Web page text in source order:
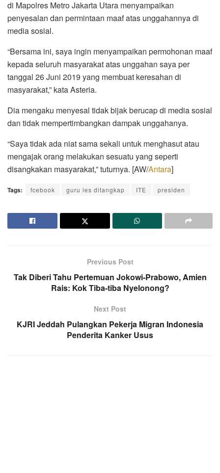
di Mapolres Metro Jakarta Utara menyampaikan
penyesalan dan permintaan maaf atas unggahannya di
media sosial.
“Bersama ini, saya ingin menyampaikan permohonan maaf
kepada seluruh masyarakat atas unggahan saya per
tanggal 26 Juni 2019 yang membuat keresahan di
masyarakat,” kata Asteria.
Dia mengaku menyesal tidak bijak berucap di media sosial
dan tidak mempertimbangkan dampak unggahanya.
“Saya tidak ada niat sama sekali untuk menghasut atau
mengajak orang melakukan sesuatu yang seperti
disangkakan masyarakat,” tuturnya. [AW/Antara]
Tags: fcebook guru les ditangkap ITE presiden
Previous Post
Tak Diberi Tahu Pertemuan Jokowi-Prabowo, Amien
Rais: Kok Tiba-tiba Nyelonong?
Next Post
KJRI Jeddah Pulangkan Pekerja Migran Indonesia
Penderita Kanker Usus